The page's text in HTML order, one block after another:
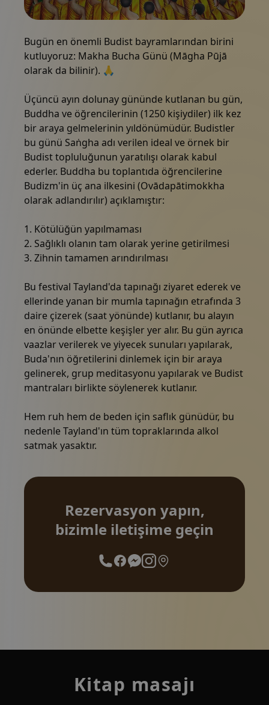
Galeri
Haberler
Online mağaza
Bizi arayın
Kuponlar
Rezervasyon yapın, bizimle
iletişime geçin
Bugün en önemli Budist bayramlarından birini
kutluyoruz: Makha Bucha Günü (Māgha Pūjā
olarak da bilinir). 🙏
Üçüncü ayın dolunay gününde kutlanan bu gün,
Buddha ve öğrencilerinin (1250 kişiydiler) ilk kez
bir araya gelmelerinin yıldönümüdür. Budistler
bu günü Saṅgha adı verilen ideal ve örnek bir
Budist topluluğunun yaratılışı olarak kabul
ederler. Buddha bu toplantıda öğrencilerine
Budizm'in üç ana ilkesini (Ovādapātimokkha
olarak adlandırılır) açıklamıştır:
1. Kötülüğün yapılmaması
2. Sağlıklı olanın tam olarak yerine getirilmesi
3. Zihnin tamamen arındırılması
Bu festival Tayland'da tapınağı ziyaret ederek ve
ellerinde yanan bir mumla tapınağın etrafında 3
daire çizerek (saat yönünde) kutlanır, bu alayın
en önünde elbette keşişler yer alır. Bu gün ayrıca
vaazlar verilerek ve yiyecek sunuları yapılarak,
Buda'nın öğretilerini dinlemek için bir araya
gelinerek, grup meditasyonu yapılarak ve Budist
mantraları birlikte söylenerek kutlanır.
Hem ruh hem de beden için saflık günüdür, bu
nedenle Tayland'ın tüm topraklarında alkol
satmak yasaktır.
Rezervasyon yapın,
bizimle iletişime geçin
Kitap masajı